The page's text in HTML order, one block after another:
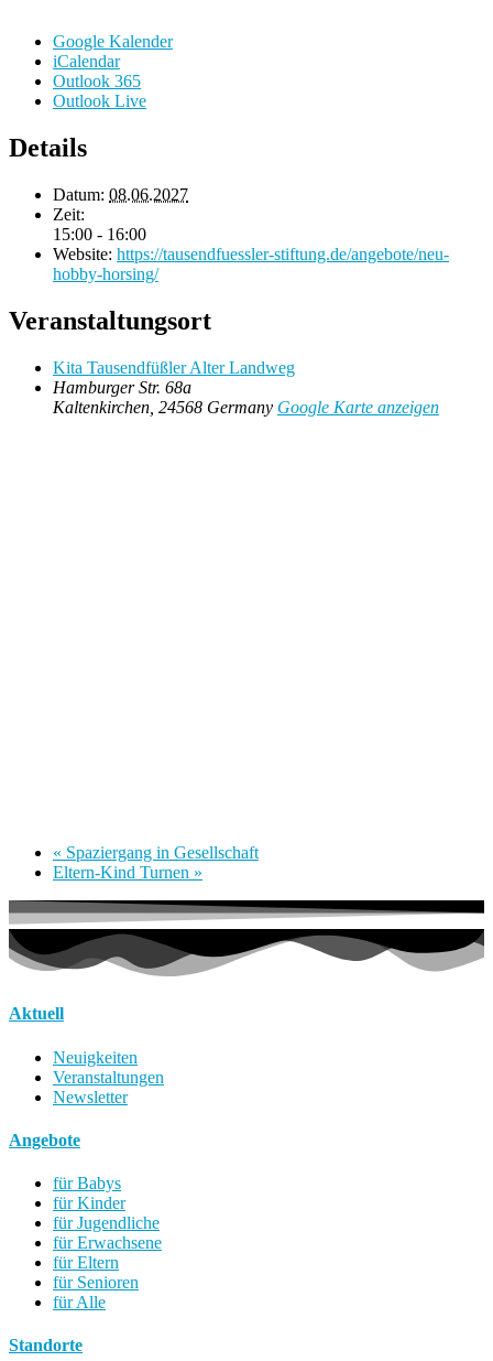
Google Kalender
iCalendar
Outlook 365
Outlook Live
Details
Datum: 08.06.2027
Zeit:
15:00 - 16:00
Website: https://tausendfuessler-stiftung.de/angebote/neu-
hobby-horsing/
Veranstaltungsort
Kita Tausendfüßler Alter Landweg
Hamburger Str. 68a
Kaltenkirchen 24568 Germany Google Karte anzeigen
« Spaziergang in Gesellschaft
Eltern-Kind Turnen »
Aktuell
Neuigkeiten
Veranstaltungen
Newsletter
Angebote
für Babys
für Kinder
für Jugendliche
für Erwachsene
für Eltern
für Senioren
für Alle
Standorte